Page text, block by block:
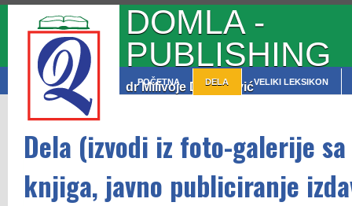
DOMLA -
PUBLISHING
dr Milivoje Došenović
POČETNA DELA VELIKI LEKSIKON
Dela (izvodi iz foto-galerije
knjiga, javno publiciranje